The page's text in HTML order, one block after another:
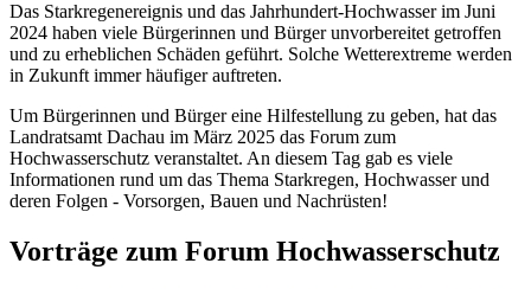
Das Starkregenereignis und das Jahrhundert-Hochwasser im Juni
2024 haben viele Bürgerinnen und Bürger unvorbereitet getroffen
und zu erheblichen Schäden geführt. Solche Wetterextreme werden
in Zukunft immer häufiger auftreten.
Um Bürgerinnen und Bürger eine Hilfestellung zu geben, hat das
Landratsamt Dachau im März 2025 das Forum zum
Hochwasserschutz veranstaltet. An diesem Tag gab es viele
Informationen rund um das Thema Starkregen, Hochwasser und
deren Folgen - Vorsorgen, Bauen und Nachrüsten!
Vorträge zum Forum Hochwasserschutz